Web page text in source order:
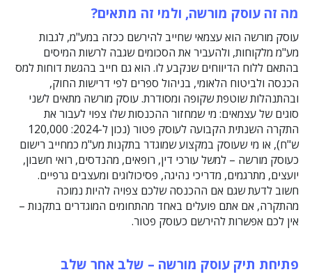
מה זה עוסק מורשה, ולמי זה מתאים?
עוסק מורשה הוא עצמאי שחייב להירשם ככזה במע"מ, לגבות
מע"מ מלקוחות, ולהעביר את הסכומים שגבה לרשות המיסים
בהתאם ללוח הדיווחים שנקבע לו. הוא גם חייב בהגשת דוחות למס
הכנסה ולביטוח הלאומי, בניהול ספרים לפי דרישות החוק,
ובהתנהלות שוטפת שקופה ומסודרת. עוסק מורשה מתאים לשני
סוגים של עצמאים: מי שמחזור ההכנסות שלו צפוי לעבור את
התקרה השנתית הקבועה לעוסק פטור (נכון ל-2024: 120,000
ש"ח), או מי שעוסק במקצוע שמוגדר בתקנות מע"מ כמחייב רישום
כעוסק מורשה – למשל עורכי דין, רופאים, מהנדסים, רואי חשבון,
יועצים, מתרגמים, מדריכי נהיגה, פסיכולוגים ומעצבים גרפיים.
חשוב לדעת שגם אם ההכנסה שלכם צפויה להיות נמוכה
מהתקרה, אם אתם פועלים באחד מהתחומים המוגדרים בתקנות –
אין לכם אפשרות להירשם כעוסק פטור.
פתיחת תיק עוסק מורשה – שלב אחר שלב